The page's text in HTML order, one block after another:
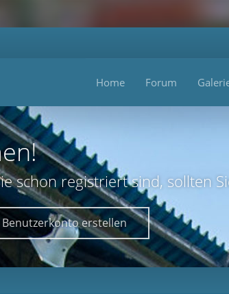
Home Forum
schon registriert sind, sollten
Benutzerkonto erstellen